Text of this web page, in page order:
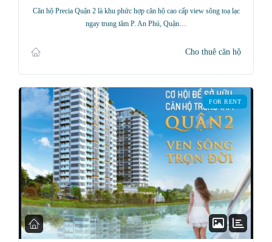
Căn hộ Precia Quận 2 là khu phức hợp căn hộ cao cấp view sông toạ lạc
ngay trung tâm P. An Phú, Quận…
Cho thuê căn hộ
FOR RENT